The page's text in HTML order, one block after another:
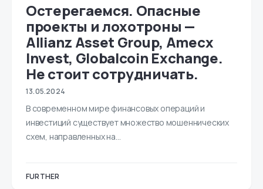
Остерегаемся. Опасные
проекты и лохотроны —
Allianz Asset Group, Amecx
Invest, Globalcoin Exchange.
Не стоит сотрудничать.
13.05.2024
В современном мире финансовых операций и
инвестиций существует множество мошеннических
схем, направленных на…
FURTHER